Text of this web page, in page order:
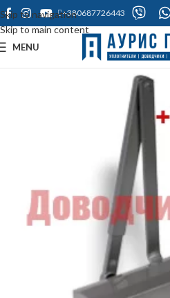
Skip to navigation
Skip to main content
+380687726443
MENU